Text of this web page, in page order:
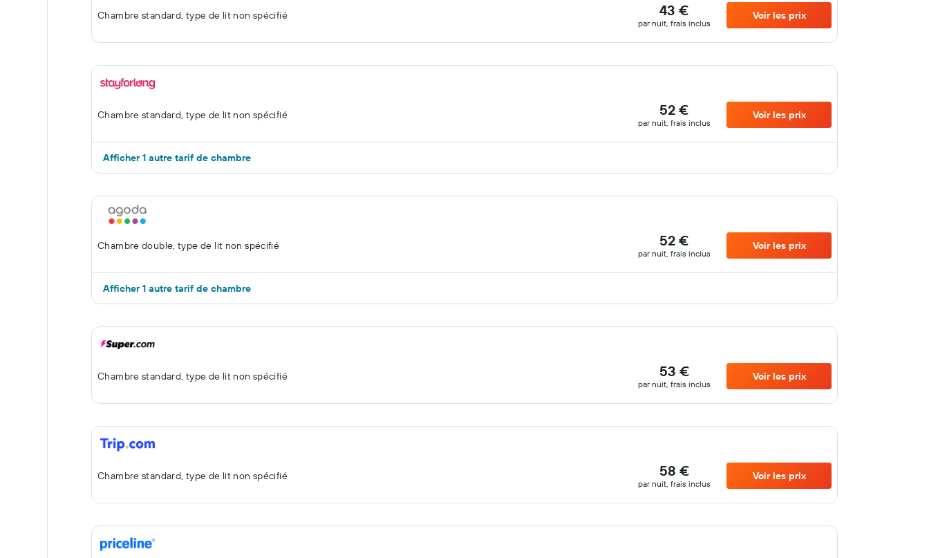
Chambre standard, type de lit non spécifié 43 €
par nuit, frais inclus
Voir les prix
Chambre standard, type de lit non spécifié 52 €
par nuit, frais inclus
Voir les prix
Afficher 1 autre tarif de chambre
Chambre double, type de lit non spécifié 52 €
par nuit, frais inclus
Voir les prix
Afficher 1 autre tarif de chambre
Chambre standard, type de lit non spécifié 53 €
par nuit, frais inclus
Voir les prix
Chambre standard, type de lit non spécifié 58 €
par nuit, frais inclus
Voir les prix